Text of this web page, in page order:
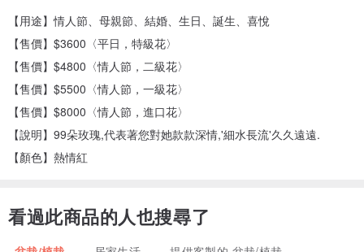
【用途】情人節、母親節、結婚、生日、誕生、喜悅
【售價】$3600〈平日，特級花〉
【售價】$4800〈情人節，二級花〉
【售價】$5500〈情人節，一級花〉
【售價】$8000〈情人節，進口花〉
【說明】99朵玫瑰,代表著您對她款款深情,'細水長流'久久遠遠.
【顏色】熱情紅
看過此商品的人也搜尋了